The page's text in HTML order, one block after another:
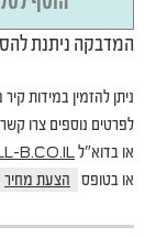
המדבקה ניתנת
ניתן להזמין במידות
לפרטים נוספים צרו קשר בטלפון
או בדוא"לB.CO.IL
או בטופס
הצעת מחיר